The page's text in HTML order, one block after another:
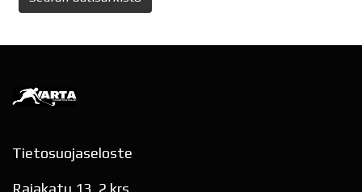
Tietosuojaseloste
Rajakatu 13, 2.krs